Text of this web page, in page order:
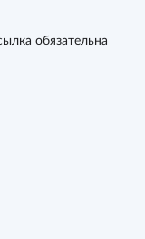
обязательна